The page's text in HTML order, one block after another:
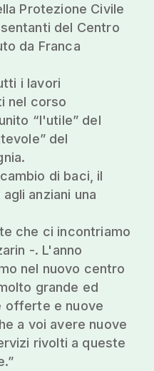
Protezione Civile
del Centro
da Franca
i lavori
nel corso
“l'utile” del
del
di baci, il
anziani una
che ci incontriamo
-. L'anno
nel nuovo centro
grande ed
offerte e nuove
a voi avere nuove
rivolti a queste